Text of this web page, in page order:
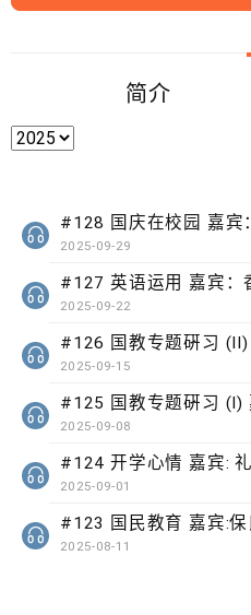
简介
2025-09-29
2025-09-22
#126 国教专题硏习 (II)
2025-09-15
2025-09-08
2025-09-01
2025-08-11